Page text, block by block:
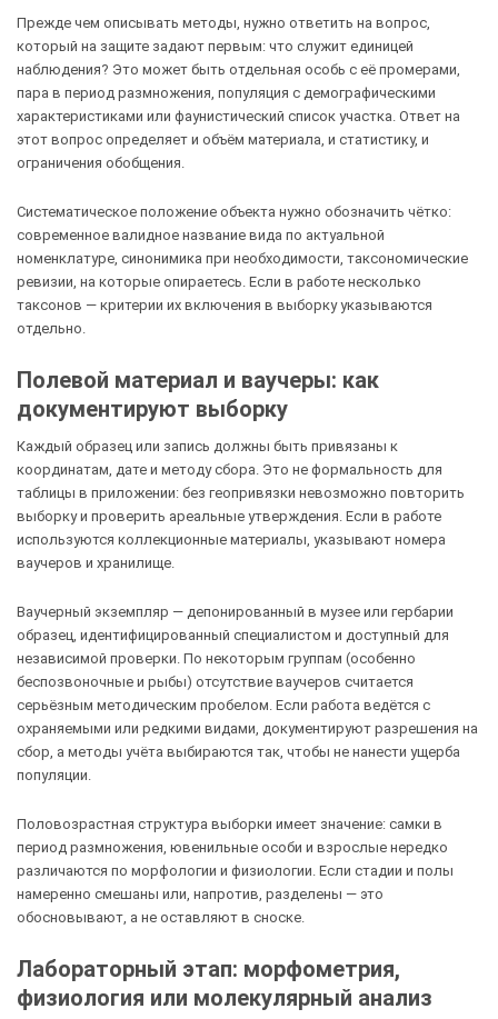
Прежде чем описывать методы, нужно ответить на вопрос,
который на защите задают первым: что служит единицей
наблюдения? Это может быть отдельная особь с её промерами,
пара в период размножения, популяция с демографическими
характеристиками или фаунистический список участка. Ответ на
этот вопрос определяет и объём материала, и статистику, и
ограничения обобщения.
Систематическое положение объекта нужно обозначить чётко:
современное валидное название вида по актуальной
номенклатуре, синонимика при необходимости, таксономические
ревизии, на которые опираетесь. Если в работе несколько
таксонов — критерии их включения в выборку указываются
отдельно.
Полевой материал и ваучеры: как
документируют выборку
Каждый образец или запись должны быть привязаны к
координатам, дате и методу сбора. Это не формальность для
таблицы в приложении: без геопривязки невозможно повторить
выборку и проверить ареальные утверждения. Если в работе
используются коллекционные материалы, указывают номера
ваучеров и хранилище.
Ваучерный экземпляр — депонированный в музее или гербарии
образец, идентифицированный специалистом и доступный для
независимой проверки. По некоторым группам (особенно
беспозвоночные и рыбы) отсутствие ваучеров считается
серьёзным методическим пробелом. Если работа ведётся с
охраняемыми или редкими видами, документируют разрешения на
сбор, а методы учёта выбираются так, чтобы не нанести ущерба
популяции.
Половозрастная структура выборки имеет значение: самки в
период размножения, ювенильные особи и взрослые нередко
различаются по морфологии и физиологии. Если стадии и полы
намеренно смешаны или, напротив, разделены — это
обосновывают, а не оставляют в сноске.
Лабораторный этап: морфометрия,
физиология или молекулярный анализ